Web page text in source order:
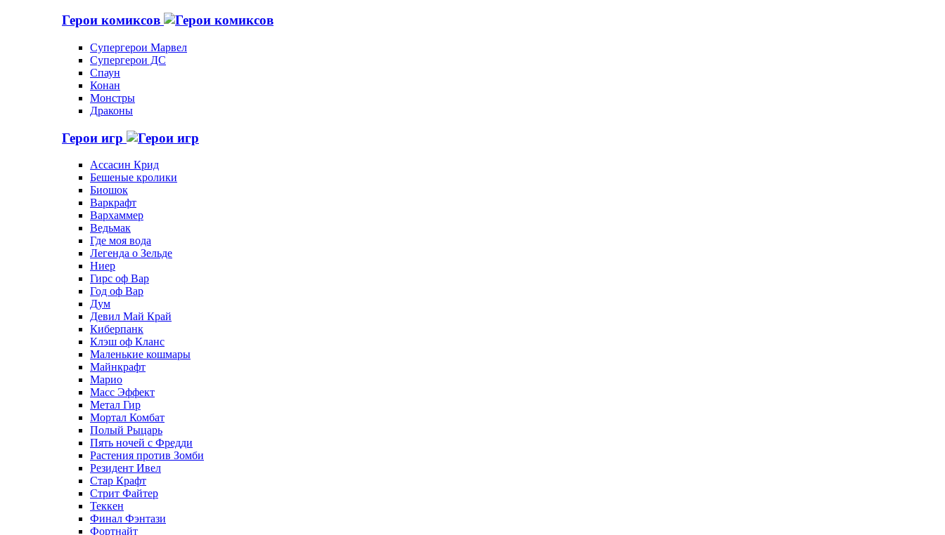
Герои комиксов
Супергерои Марвел
Супергерои ДС
Спаун
Конан
Монстры
Драконы
Герои игр
Ассасин Крид
Бешеные кролики
Биошок
Варкрафт
Вархаммер
Ведьмак
Где моя вода
Легенда о Зельде
Ниер
Гирс оф Вар
Год оф Вар
Дум
Девил Май Край
Киберпанк
Клэш оф Кланс
Маленькие кошмары
Майнкрафт
Марио
Масс Эффект
Метал Гир
Мортал Комбат
Полый Рыцарь
Пять ночей с Фредди
Растения против Зомби
Резидент Ивел
Стар Крафт
Стрит Файтер
Теккен
Финал Фэнтази
Фортнайт